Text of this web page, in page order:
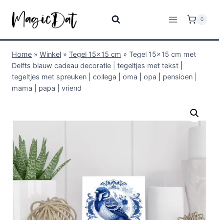
0
Home » Winkel » Tegel 15x15 cm » Tegel 15×15 cm met
Delfts blauw cadeau decoratie | tegeltjes met tekst |
tegeltjes met spreuken | collega | oma | opa | pensioen |
mama | papa | vriend